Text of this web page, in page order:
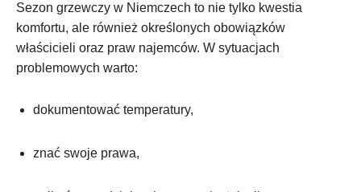
Sezon grzewczy w Niemczech to nie tylko kwestia
komfortu, ale również określonych obowiązków
właścicieli oraz praw najemców. W sytuacjach
problemowych warto:
dokumentować temperatury,
znać swoje prawa,